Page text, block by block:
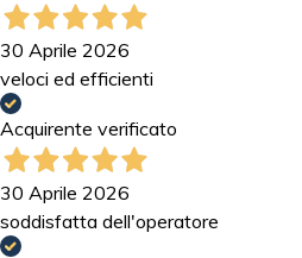
30 Aprile 2026
veloci ed efficienti
Acquirente verificato
30 Aprile 2026
soddisfatta dell'operatore